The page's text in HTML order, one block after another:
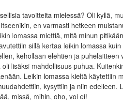
tavoitteita mielessä? Oli kyllä,
en varmasti hetkeen
lomassa miettiä, mitä minun
sillä kertaa leikin lomassa
kehollaan elehtien ja
lisäksi mahdollisuus puhua.
Leikin lomassa kieltä käytettiin
kysyttiin ja niin edelleen.
missä, mihin, oho, voi ei!